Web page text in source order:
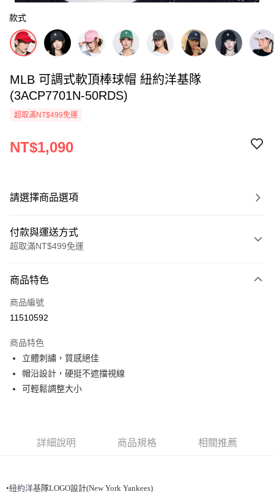
款式
MLB 可調式軟頂棒球帽 紐約洋基隊
(3ACP7701N-50RDS)
超取滿NT$499免運
NT$1,090
請選擇商品選項
付款與運送方式
超取滿NT$499免運
信用卡一次付款
超商取貨付款
Apple Pay
街口支付
全家取貨付款<未取貨列黑名單/不支援離島取退>
全家取貨<不支援離島取退>
商品特色
商品編號
11510592
商品特色
立體刺繡，質感絕佳
帽沿設計，硬挺不遮擋視線
可輕鬆調整大小
詳細說明 商品規格 相關推薦
•紐約洋基隊LOGO設計(New York Yankees)